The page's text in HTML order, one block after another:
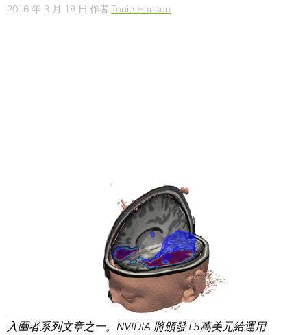
2016 年 3 月 18 日 作者Tonie Hansen
NVIDIA 2016 全球影響力大獎
入圍者系列文章之一。NVIDIA 將頒發15萬美元給運用